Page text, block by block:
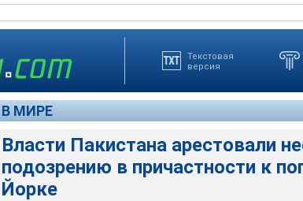
Текстовая
версия
В МИРЕ
Власти Пакистана арестовали
подозрению в причастности к
Йорке
Главный подозреваемый по этому делу -
происхождения Файсал Шахзад - был задержан в
неудавшейся попытки взрыва